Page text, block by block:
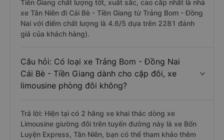
Tiền Giang chất lượng tốt, xuất sắc, cao cấp nhất là nhà
xe Tân Niên đi Cái Bè - Tiền Giang từ Trảng Bom - Đồng
Nai với điểm chất lượng là 4.6/5 dựa trên 2281 đánh
giá của khách hàng).
Câu hỏi: Có loại xe Trảng Bom - Đồng Nai
Cái Bè - Tiền Giang dành cho cặp đôi, xe
limousine phòng đôi không?
Trả lời: Hiện tại có 2 hãng xe khai thác dòng xe
Limousine giường đôi trên tuyến đường này là xe Bốn
Luyện Express, Tân Niên, bạn có thể tham khảo thêm